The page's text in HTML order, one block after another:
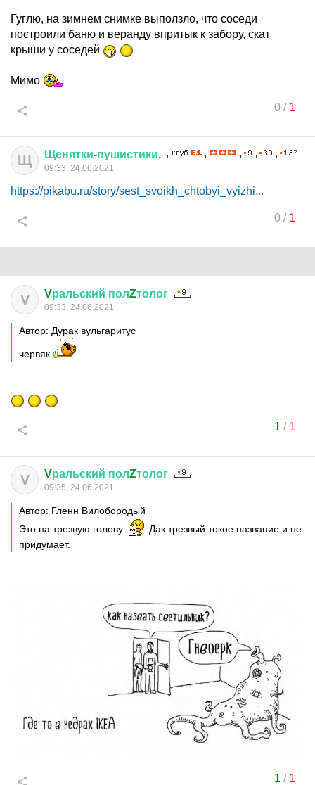
Гуглю, на зимнем снимке выползло, что соседи
построили баню и веранду впритык к забору, скат
крыши у соседей
Мимо
0/ 1
Щ Щенятки-пушистики.
09:33, 24.06.2021
https://pikabu.ru/story/sest_svoikh_chtobyi_vyizhi...
0/ 1
V Vральский полZтолог
09:33, 24.06.2021
Автор: Дурак вульгаритус
червяк
1 / 1
V Vральский полZтолог
09:35, 24.06.2021
Автор: Гленн Вилобородый
Это на трезвую голову.
Дак трезвый токое название и не
придумает.
1 / 1